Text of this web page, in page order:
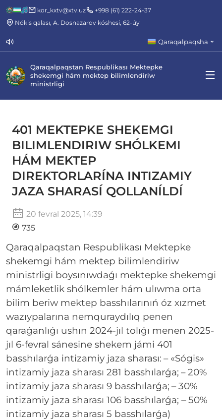
kor_kxtv@xtv.uz
+998 (61) 222-24-37
Nókis qalası, A. Dosnazarov kóshesi, 62-úy
Qaraqalpaqsha
Qaraqalpaqstan Respublikası Mektepke
shekemgi hám mektep bilimlendiriw
ministrligi
401 MEKTEPKE SHEKEMGI
BILIMLENDIRIW SHÓLKEMI
HÁM MEKTEP
DIREKTORLARÍNA INTIZAMIY
JAZA SHARASÍ QOLLANÍLDÍ
20 fevral 2025, 14:39
735
Qaraqalpaqstan Respublikası Mektepke
shekemgi hám mektep bilimlendiriw
ministrligi boysınıwdaǵı mektepke shekemgi
mámleketlik shólkemler hám ulıwma orta
bilim beriw mektep basshılarınıń óz xızmet
wazıypalarına nemquraydılıq penen
qaraǵanlıǵı ushın 2024-jıl tolıǵı menen 2025-
jıl 6-fevral sánesine shekem jámi 401
basshılarǵa intizamiy jaza sharası: – «Sógis»
intizamiy jaza sharası 281 basshılarǵa; – 20%
intizamiy jaza sharası 9 basshılarǵa; – 30%
intizamiy jaza sharası 106 basshılarǵa; – 50%
intizamiy jaza sharası 5 basshılarǵa)